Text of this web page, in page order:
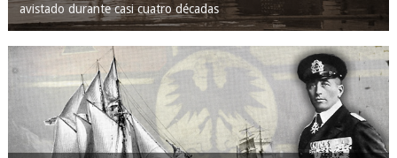
avistado durante casi cuatro décadas